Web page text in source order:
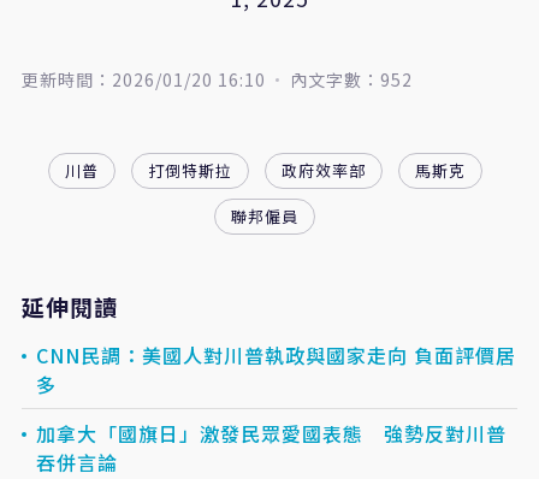
更新時間：2026/01/20 16:10 內文字數：952
川普 打倒特斯拉 政府效率部
馬斯克
聯邦僱員
延伸閱讀
CNN民調：美國人對川普執政與國家走向 負面評價居
多
加拿大「國旗日」激發民眾愛國表態 強勢反對川普
吞併言論